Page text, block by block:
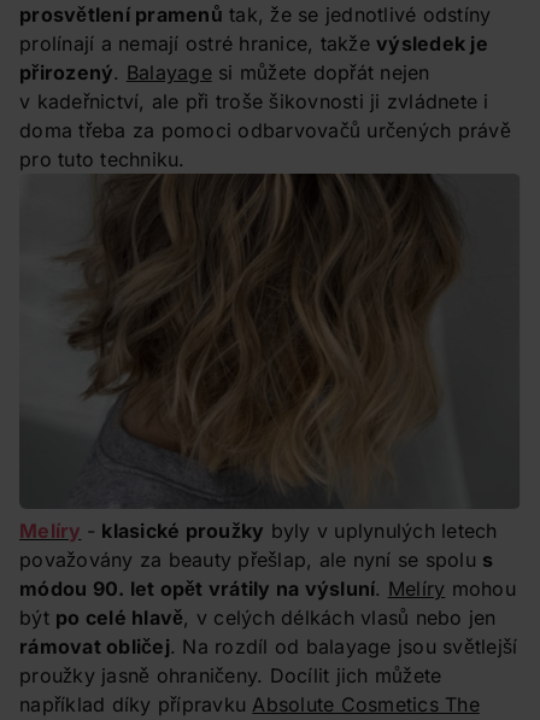
prosvětlení pramenů tak, že se jednotlivé odstíny
prolínají a nemají ostré hranice, takže výsledek je
přirozený. Balayagesi můžete dopřát nejen
v kadeřnictví, ale při troše šikovnosti ji zvládnete i
doma třeba za pomoci odbarvovačů určených právě
pro tuto techniku.
Melíry - klasické proužky byly v uplynulých letech
považovány za beauty přešlap, ale nyní se spolu s
módou 90. let opět vrátily na výsluní. Melíry mohou
být po celé hlavě, v celých délkách vlasů nebo jen
rámovat obličej. Na rozdíl od balayage jsou světlejší
proužky jasně ohraničeny. Docílit jich můžete
například díky přípravku Absolute Cosmetics The